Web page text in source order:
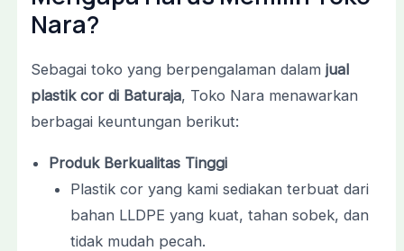
Nara?
Sebagai toko yang berpengalaman dalam jual
plastik cor di Baturaja, Toko Nara menawarkan
berbagai keuntungan berikut:
Produk Berkualitas Tinggi
Plastik cor yang kami sediakan terbuat dari
bahan LLDPE yang kuat, tahan sobek, dan
tidak mudah pecah.